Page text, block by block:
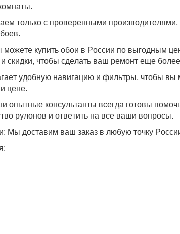
только с проверенными производителями,
купить обои в России по выгодным
скидки, чтобы сделать ваш ремонт еще
удобную навигацию и фильтры, чтобы вы
цене.
опытные консультанты всегда готовы
рулонов и ответить на все ваши вопросы.
Мы доставим ваш заказ в любую точку